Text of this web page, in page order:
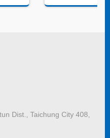
Dist., Taichung City 408,